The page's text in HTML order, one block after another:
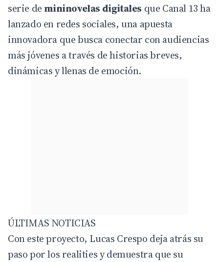
serie de mininovelas digitales que Canal 13ha
lanzado en redes sociales, una apuesta
innovadora que busca conectar con audiencias
más jóvenes a través de historias breves,
dinámicas y llenas de emoción.
ÚLTIMAS NOTICIAS
Con este proyecto, Lucas Crespo deja atrás su
paso por los realities y demuestra que su